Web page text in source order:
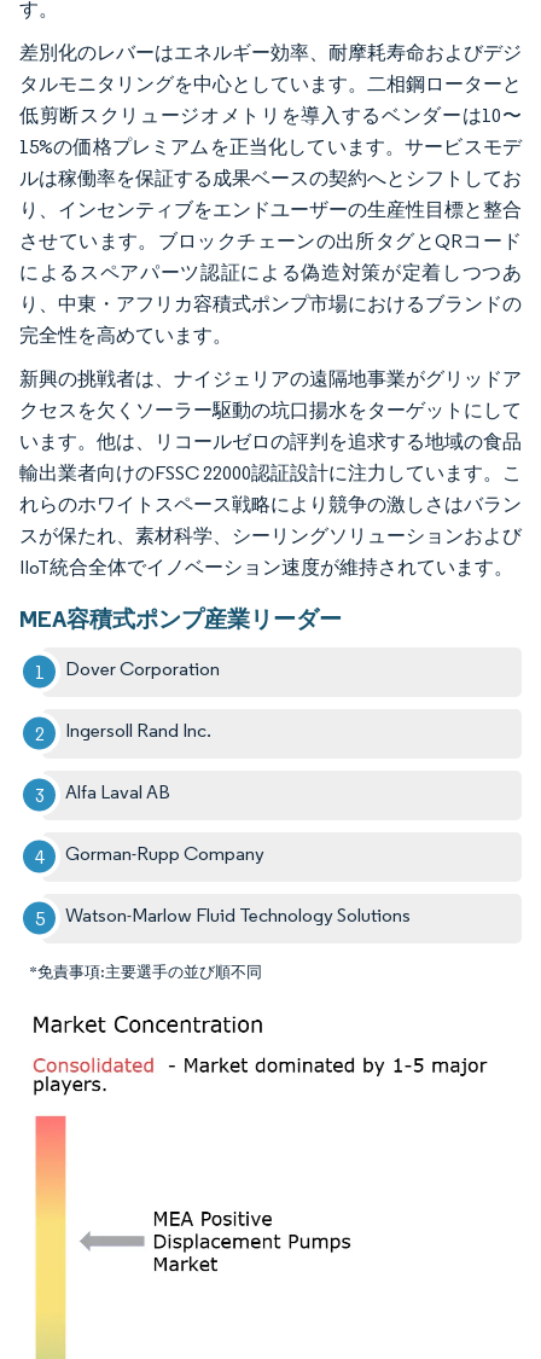
す。
差別化のレバーはエネルギー効率、耐摩耗寿命およびデジ
タルモニタリングを中心としています。二相鋼ローターと
低剪断スクリュージオメトリを導入するベンダーは10〜
15%の価格プレミアムを正当化しています。サービスモデ
ルは稼働率を保証する成果ベースの契約へとシフトしてお
り、インセンティブをエンドユーザーの生産性目標と整合
させています。ブロックチェーンの出所タグとQRコード
によるスペアパーツ認証による偽造対策が定着しつつあ
り、中東・アフリカ容積式ポンプ市場におけるブランドの
完全性を高めています。
新興の挑戦者は、ナイジェリアの遠隔地事業がグリッドア
クセスを欠くソーラー駆動の坑口揚水をターゲットにして
います。他は、リコールゼロの評判を追求する地域の食品
輸出業者向けのFSSC 22000認証設計に注力しています。こ
れらのホワイトスペース戦略により競争の激しさはバラン
スが保たれ、素材科学、シーリングソリューションおよび
IIoT統合全体でイノベーション速度が維持されています。
MEA容積式ポンプ産業リーダー
Dover Corporation
Ingersoll Rand Inc.
Alfa Laval AB
Gorman-Rupp Company
Watson-Marlow Fluid Technology Solutions
*免責事項:主要選手の並び順不同